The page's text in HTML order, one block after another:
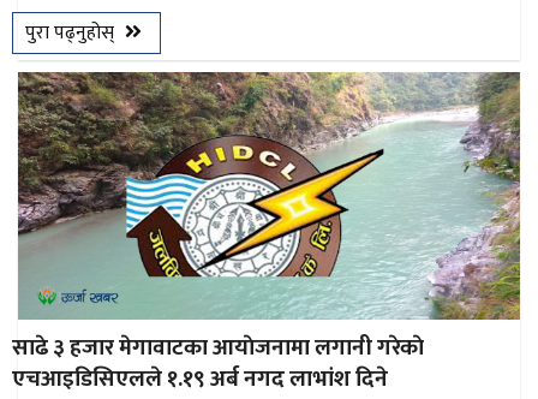
पुरा पढ्नुहोस्
साढे ३ हजार मेगावाटका आयाेजनामा लगानी गरेकाे
एचआइडिसिएलले १.१९ अर्ब नगद लाभांश दिने